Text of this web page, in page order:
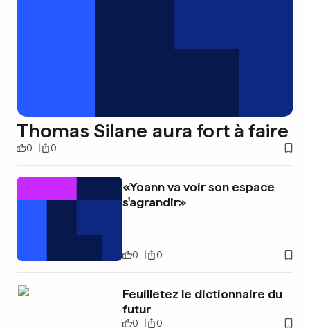
Thomas Silane aura fort à faire
0 0
«Yoann va voir son espace
s'agrandir»
0 0
Feuilletez le dictionnaire du
futur
0 0